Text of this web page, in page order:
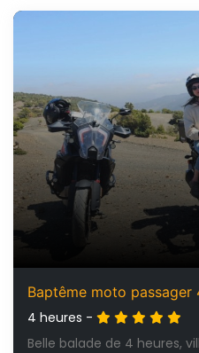
Baptême moto passager
4 heures -
Belle balade de 4 heures,